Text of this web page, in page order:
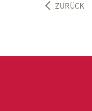
ZURÜCK